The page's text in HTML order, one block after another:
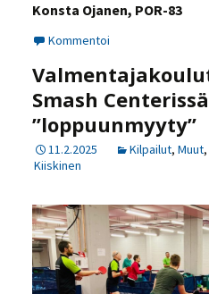
Konsta Ojanen, POR-83
Kommentoi
Smash Centerissä
”loppuunmyyty”
11.2.2025 Kilpailut, Muut,
Kiiskinen